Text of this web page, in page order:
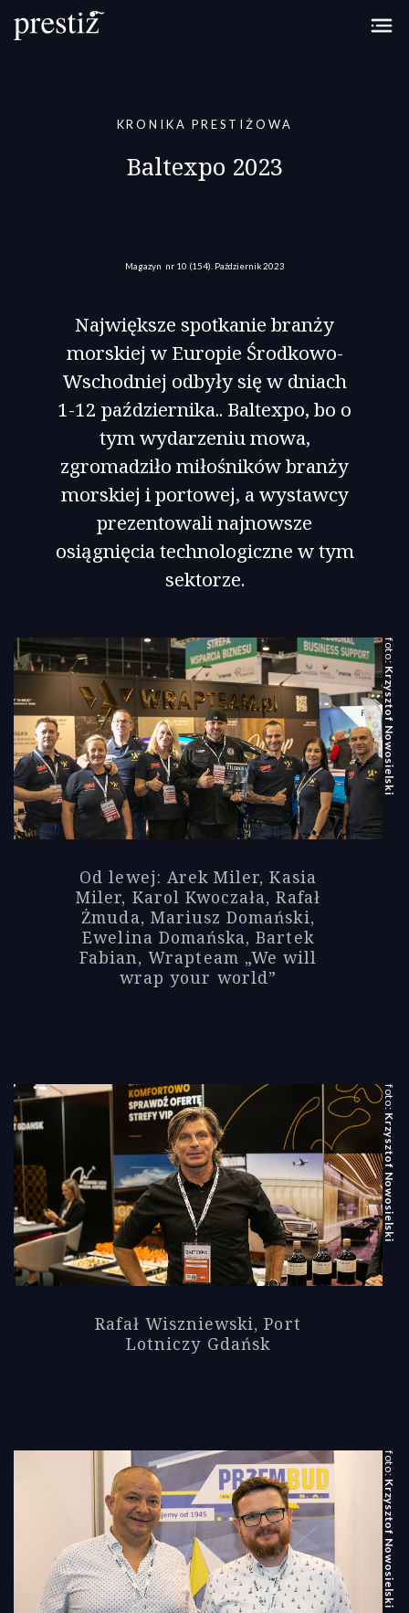
Przejdź do treści
KRONIKA PRESTIŻOWA
Baltexpo 2023
Magazyn nr 10 (154). Październik 2023
Największe spotkanie branży
morskiej w Europie Środkowo-
Wschodniej odbyły się w dniach
1-12 października.. Baltexpo, bo o
tym wydarzeniu mowa,
zgromadziło miłośników branży
morskiej i portowej, a wystawcy
prezentowali najnowsze
osiągnięcia technologiczne w tym
sektorze.
Od lewej: Arek Miler, Kasia
Miler, Karol Kwoczała, Rafał
Żmuda, Mariusz Domański,
Ewelina Domańska, Bartek
Fabian, Wrapteam „We will
wrap your world”
Krzysztof Nowosielski
Rafał Wiszniewski, Port
Lotniczy Gdańsk
Krzysztof Nowosielski
Krzysztof Nowosielski